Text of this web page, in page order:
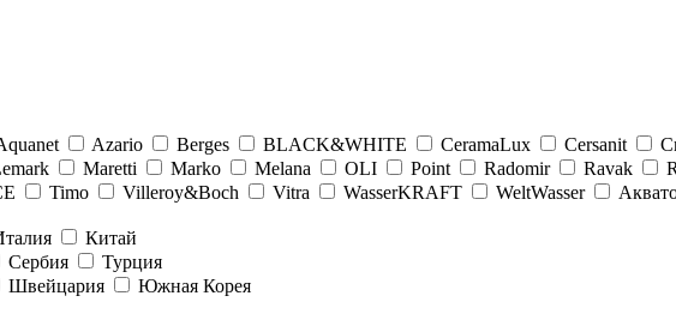
Azario Berges BLACK&WHITE CeramaLux Cersanit
Maretti Marko Melana OLI Point Radomir Ravak
Timo Villeroy&Boсh Vitra WasserKRAFT WeltWasser
Китай
Сербия
Турция
Швейцария
Южная Корея